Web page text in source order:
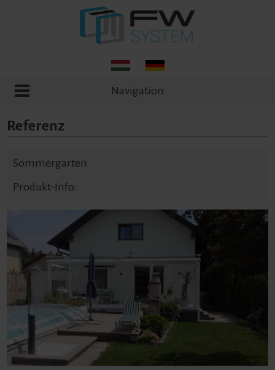
Navigation
Referenz
Sommergarten
Produkt-Info: